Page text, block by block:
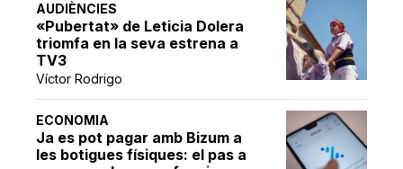
AUDIÈNCIES
«Pubertat» de Leticia Dolera
triomfa en la seva estrena a
TV3
Víctor Rodrigo
ECONOMIA
Ja es pot pagar amb Bizum a
les botigues físiques: el pas a